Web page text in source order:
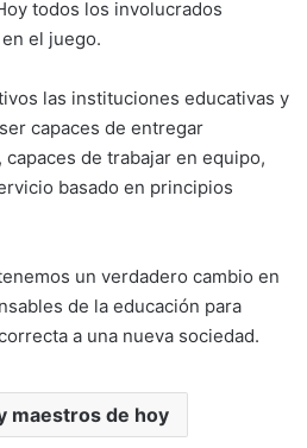
todos los involucrados
el juego.
las instituciones educativas y
capaces de entregar
de trabajar en equipo,
basado en principios
un verdadero cambio en
de la educación para
a una nueva sociedad.
maestros de hoy